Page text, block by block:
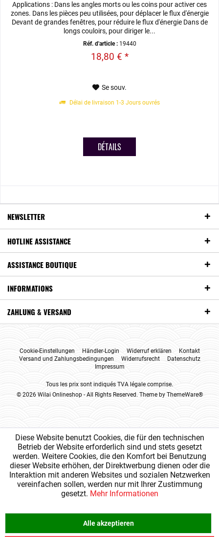
Applications : Dans les angles morts ou les coins pour activer ces
zones. Dans les pièces peu utilisées, pour déplacer le flux d'énergie
Devant de grandes fenêtres, pour réduire le flux d'énergie Dans de
longs couloirs, pour diriger le...
Réf. d'article :19440
18,80 € *
Se souv.
Délai de livraison 1-3 Jours ouvrés
DÉTAILS
NEWSLETTER
HOTLINE ASSISTANCE
ASSISTANCE BOUTIQUE
INFORMATIONS
ZAHLUNG & VERSAND
Cookie-Einstellungen Händler-Login Widerruf erklären
Kontakt
Versand und Zahlungsbedingungen
Widerrufsrecht
Datenschutz
Impressum
Tous les prix sont indiqués TVA légale comprise.
© 2026 Wilai Onlineshop - All Rights Reserved. Theme by ThemeWare®
Diese Website benutzt Cookies, die für den technischen
Betrieb der Website erforderlich sind und stets gesetzt
werden. Weitere Cookies, die den Komfort bei Benutzung
dieser Website erhöhen, der Direktwerbung dienen oder die
Interaktion mit anderen Websites und sozialen Netzwerken
vereinfachen sollen, werden nur mit Ihrer Zustimmung
gesetzt. Mehr Informationen
Alle akzeptieren